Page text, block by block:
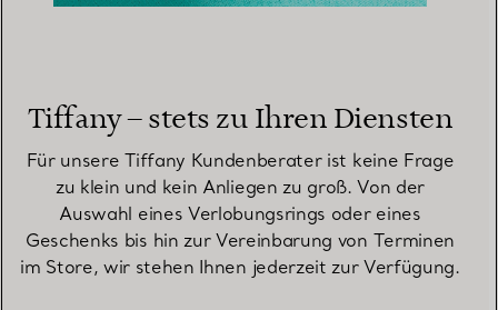
Tiffany – stets zu Ihren Diensten
Für unsere Tiffany Kundenberater ist keine Frage
zu klein und kein Anliegen zu groß. Von der
Auswahl eines Verlobungsrings oder eines
Geschenks bis hin zur Vereinbarung von Terminen
im Store, wir stehen Ihnen jederzeit zur Verfügung.